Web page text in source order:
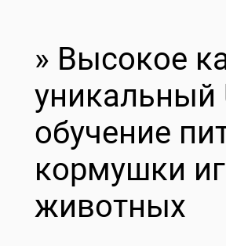
» Высокое
уникальный
обучение
кормушки
животных